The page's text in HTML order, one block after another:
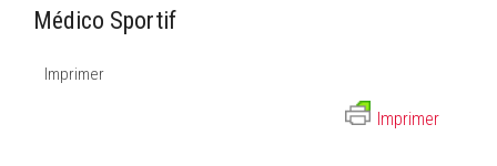
Médico Sportif
Imprimer
Imprimer